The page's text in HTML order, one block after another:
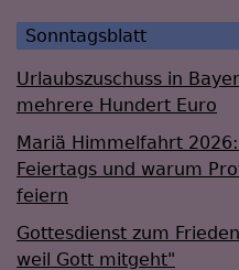
Sonntagsblatt
Urlaubszuschuss in
mehrere Hundert Euro
Mariä Himmelfahrt
Feiertags und warum
feiern
Gottesdienst zum
weil Gott mitgeht"